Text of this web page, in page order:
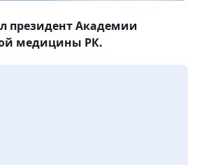
президент Академии
медицины РК.